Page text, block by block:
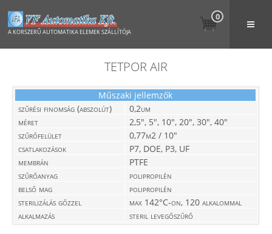
A KORSZERŰ AUTOMATIKA ELEMEK SZÁLLÍTÓJA
0
TETPOR AIR
Műszaki jellemzők
szűrési finomság (abszolút)
0,2um
méret
2,5", 5", 10", 20", 30", 40"
szűrőfelület
0,77m2 / 10"
csatlakozások
P7, DOE, P3, UF
membrán
PTFE
szűrőanyag
polipropilén
belső mag
polipropilén
sterilizálás gőzzel
max 142°C-on, 120 alkalommal
alkalmazás
steril levegőszűrő